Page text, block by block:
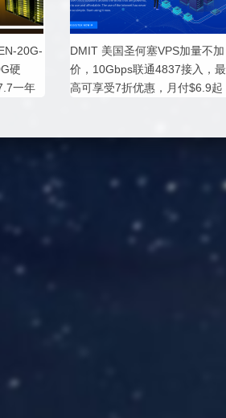
20G-
硬
一年
DMIT 美国圣何塞VPS加量不加
价，10Gbps联通4837接入，最
高可享受7折优惠，月付$6.9起